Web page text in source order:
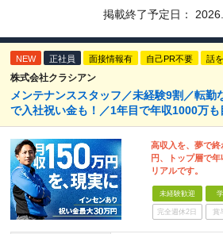
掲載終了予定日：
NEW 正社員 面接情報有 自己PR不要 話
株式会社クラシアン
メンテナンススタッフ／未経験9割／転勤
で入社祝い金も！／1年目で年収1000万も
高収入を、夢で
円、トップ層で
リアルです。
未経験歓迎
完全週休2日 賞